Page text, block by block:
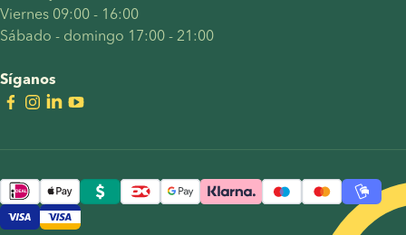
Viernes 09:00 - 16:00
Sábado - domingo 17:00 - 21:00
Síganos